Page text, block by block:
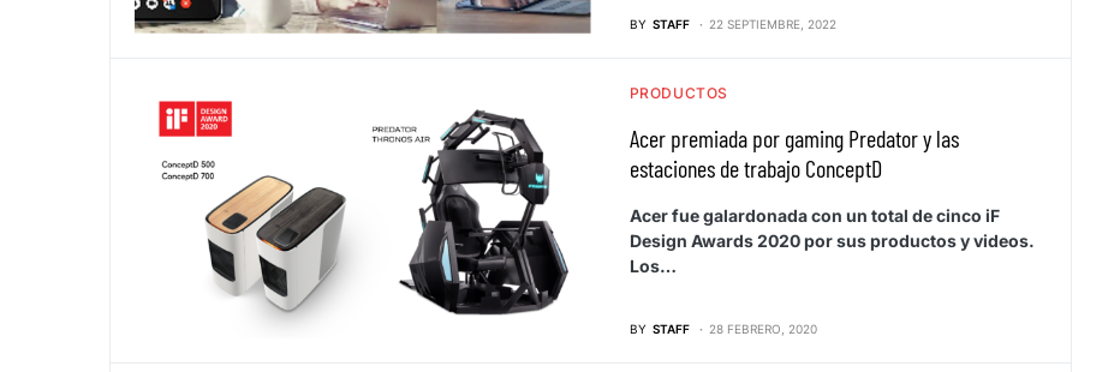
BY STAFF 22 SEPTIEMBRE, 2022
PRODUCTOS
Acer premiada por gaming Predator y las
estaciones de trabajo ConceptD
Acer fue galardonada con un total de cinco iF
Design Awards 2020 por sus productos y videos.
Los…
BY STAFF 28 FEBRERO, 2020